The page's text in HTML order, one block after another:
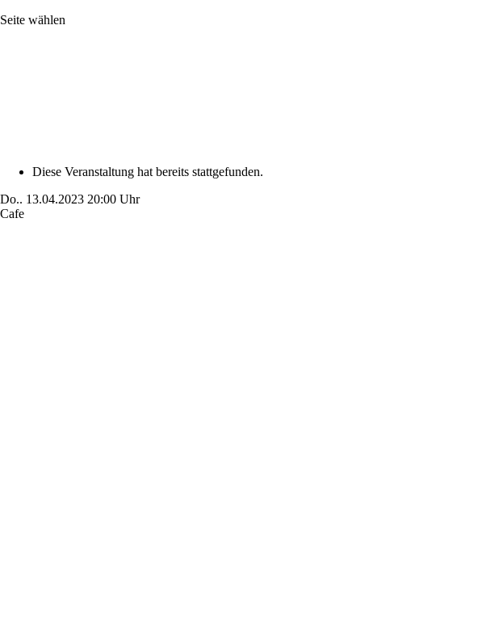
Seite wählen
Diese Veranstaltung hat bereits stattgefunden.
Do.. 13.04.2023 20:00 Uhr
Cafe